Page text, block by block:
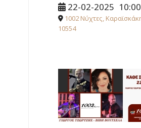
22-02-2025
1002 Νύχτες,
10554